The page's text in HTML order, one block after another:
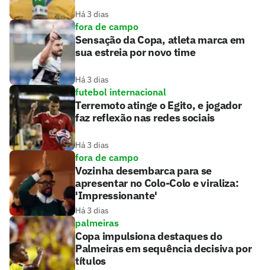
Há 3 dias
fora de campo
Sensação da Copa, atleta marca em
sua estreia por novo time
Há 3 dias
futebol internacional
Terremoto atinge o Egito, e jogador
faz reflexão nas redes sociais
Há 3 dias
fora de campo
Vozinha desembarca para se
apresentar no Colo-Colo e viraliza:
'Impressionante'
Há 3 dias
palmeiras
Copa impulsiona destaques do
Palmeiras em sequência decisiva por
títulos